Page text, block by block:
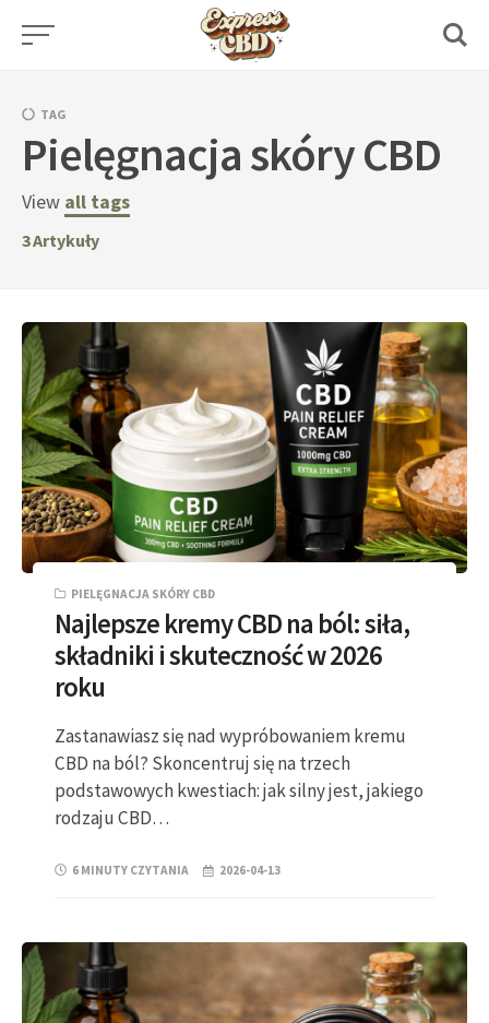
Skip
TAG
Pielęgnacja skóry CBD
View all tags
3Artykuły
PIELĘGNACJA SKÓRY CBD
Najlepsze kremy CBD na ból: siła,
składniki i skuteczność w 2026
roku
Zastanawiasz się nad wypróbowaniem kremu
CBD na ból? Skoncentruj się na trzech
podstawowych kwestiach: jak silny jest, jakiego
rodzaju CBD…
6 MINUTY CZYTANIA 2026-04-13